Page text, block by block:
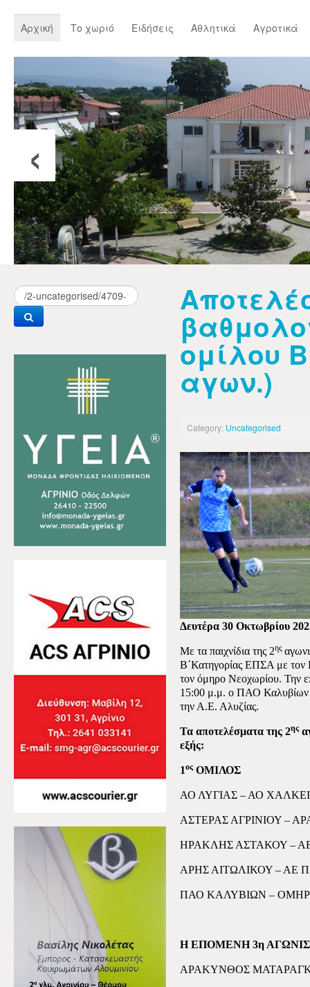
Αρχική Το χωριό Ειδήσεις Αθλητικά Αγροτικά
‹
ομίλου
αγων.)
Category: Uncategorised
Δευτέρα 30 Οκτωβρίου
Με τα παιχνίδια της 2ης
Β΄Κατηγορίας ΕΠΣΑ με τον
τον όμηρο Νεοχωρίου. Την
15:00 μ.μ. ο ΠΑΟ Καλυβίων
την Α.Ε. Αλυζίας.
Τα αποτελέσματα της 2ης
εξής:
1ος ΟΜΙΛΟΣ
ΑΟ ΛΥΓΙΑΣ – ΑΟ
ΑΣΤΕΡΑΣ ΑΓΡΙΝΙΟΥ –
ΗΡΑΚΛΗΣ ΑΣΤΑΚΟΥ –
ΑΡΗΣ ΑΙΤΩΛΙΚΟΥ – ΑΕ
ΠΑΟ ΚΑΛΥΒΙΩΝ –
Η ΕΠΟΜΕΝΗ 3η
ΑΡΑΚΥΝΘΟΣ